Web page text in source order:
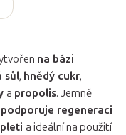
na bázi
sůl, hnědý cukr,
a propolis. Jemně
podporuje regeneraci
a ideální na použití